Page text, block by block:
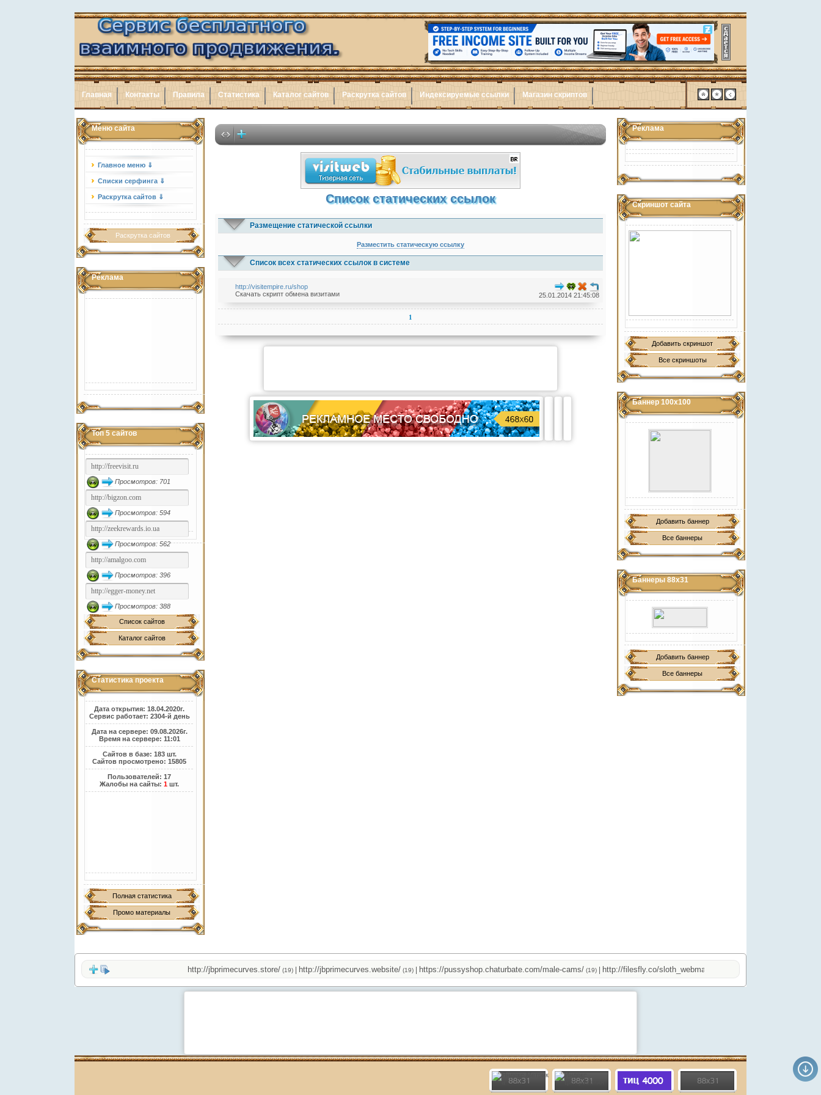
Главная Контакты Правила Статистика Каталог сайтов Раскрутка сайтов Индексируемые ссылки Магазин скриптов
Меню сайта
Главное меню ⇓
Списки серфинга ⇓
Раскрутка сайтов ⇓
Раскрутка сайтов
Реклама
Топ 5 сайтов
Просмотров: 701
Просмотров: 594
Просмотров: 562
Просмотров: 396
Просмотров: 388
Список сайтов
Каталог сайтов
Статистика проекта
Дата открытия: 18.04.2020г.
Сервис работает: 2304-й день
Дата на сервере: 09.08.2026г.
Время на сервере: 11:01
Сайтов в базе: 183 шт.
Сайтов просмотрено: 15805
Пользователей: 17
Жалобы на сайты:1 шт.
Полная статистика
Промо материалы
Реклама
Скриншот сайта
Добавить скриншот
Все скриншоты
Баннер 100х100
Добавить баннер
Все баннеры
Баннеры 88х31
Добавить баннер
Все баннеры
Список статических ссылок
Размещение статической ссылки
Разместить статическую ссылку
Список всех статических ссылок в системе
http://visitempire.ru/shop
Скачать скрипт обмена визитами
25.01.2014 21:45:08
1
http://jbprimecurves.store/(19)|http://jbprimecurves.website/(19)|https://pussyshop.chaturbate.com/male-cams/(19)|http://filesfly.co/sloth_webmaster.php